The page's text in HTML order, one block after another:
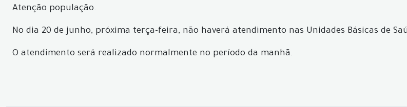
Atenção população.
No dia 20 de junho, próxima terça-feira, não haverá atendimento nas Unidades Básicas de
O atendimento será realizado normalmente no período da manhã.